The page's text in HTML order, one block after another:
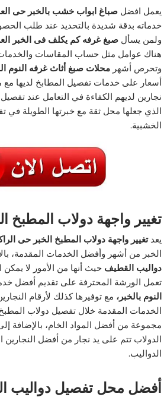
يعمل افضلصباغ ابواب خشب بالخبر حى
خدماته بدقة شديدة بالتحديد عند طلب
ولمن يسألصبغ غرفه كم يكلف فى الخبر
هناك عوامل مثل حساب المقاسات
وتحرص أشهرمحلات صبغ أثاث غرفه النوم
أسعار على خدمات تفصيل المطابخ لديها مع
نجارين لديهم الكفاءة في التعامل عند تفصيل
الذي جعلها محل ثقة مع خبرتها الطويلة في
الخشبية.
تغيير واجهة دولاب المطبخ
يعدتغيير واجهة دولاب المطبخ الخبر حى
الخبر من أشهر وأفضل الخدمات المقدمة،
دواليب القطيف حيث أنها من الأمور لا يمكن
تعمل الورشة المحترفة على تقديم أفضل
النوم بالخبر، مع توفيرها كذلك لأرقام
الخدمات المقدمة خلال تفصيل دولاب
مجموعة من أفضل المواد الخام، بالإضافة
الدولاب تتم على يد نجار من أفضل النجارين
الدواليب.
أفضل محل تفصيل دواليب